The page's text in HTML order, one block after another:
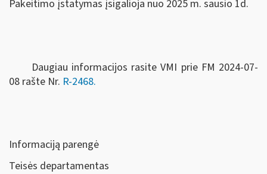
Pakeitimo įstatymas įsigalioja nuo 2025 m. sausio 1d.
Daugiau informacijos rasite VMI prie FM 2024-07-
08 rašte Nr. R-2468.
Informaciją parengė
Teisės departamentas